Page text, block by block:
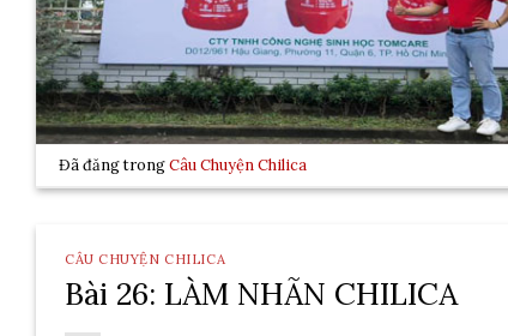
Đã đăng trongCâu Chuyện Chilica
CÂU CHUYỆN CHILICA
Bài 26: LÀM NHÃN CHILICA